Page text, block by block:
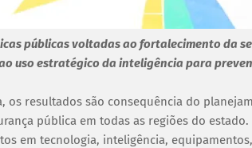
públicas voltadas ao fortalecimento da
uso estratégico da inteligência para
os resultados são consequência do
pública em todas as regiões do estado.
em tecnologia, inteligência,